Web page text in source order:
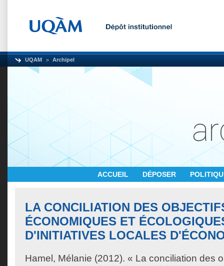
UQAM Archipel
ACCUEIL DÉPOSER
LA CONCILIATION DES
ÉCONOMIQUES ET
D'INITIATIVES LOCALES
Hamel, Mélanie (2012). « La conciliation des